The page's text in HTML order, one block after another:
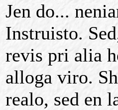
Jen do...
Instruisto.
revis pri alia
alloga viro.
realo, sed en